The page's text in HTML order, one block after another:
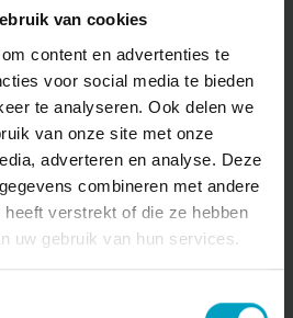
van cookies
content en advertenties te
voor social media te bieden
te analyseren. Ook delen we
van onze site met onze
adverteren en analyse. Deze
combineren met andere
verstrekt of die ze hebben
uw gebruik van hun services.